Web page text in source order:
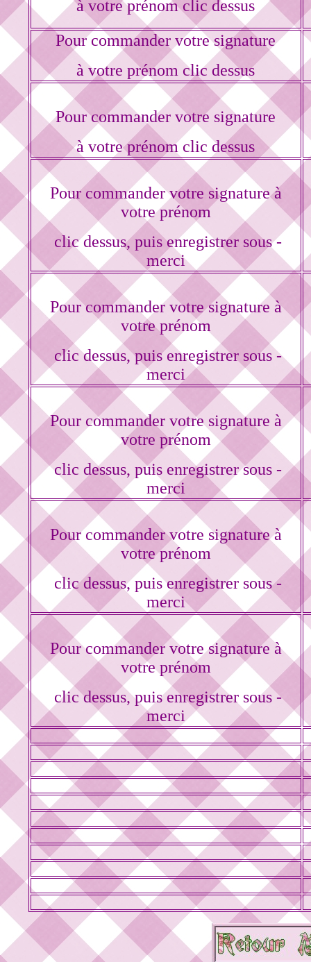
à votre prénom clic dessus
Pour commander votre signature
à votre prénom clic dessus
Pour commander votre signature
à votre prénom clic dessus
Pour commander votre signature à
votre prénom
clic dessus, puis enregistrer sous -
merci
Pour commander votre signature à
votre prénom
clic dessus, puis enregistrer sous -
merci
Pour commander votre signature à
votre prénom
clic dessus, puis enregistrer sous -
merci
Pour commander votre signature à
votre prénom
clic dessus, puis enregistrer sous -
merci
Pour commander votre signature à
votre prénom
clic dessus, puis enregistrer sous -
merci